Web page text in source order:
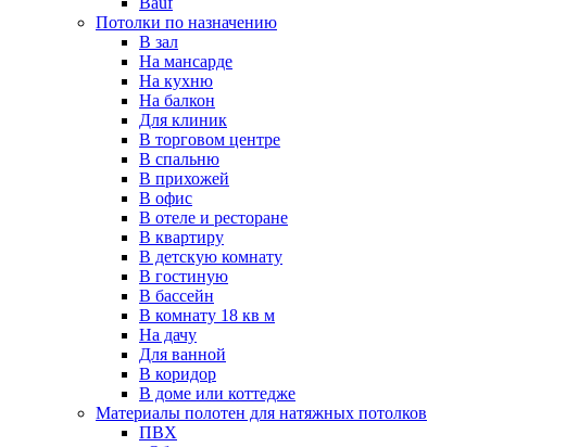
Потолки по назначению
В зал
На мансарде
На кухню
На балкон
Для клиник
В торговом центре
В спальню
В прихожей
В офис
В отеле и ресторане
В квартиру
В детскую комнату
В гостиную
В бассейн
В комнату 18 кв м
На дачу
Для ванной
В коридор
В доме или коттедже
Материалы полотен для натяжных потолков
ПВХ